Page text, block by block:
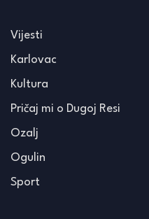
Vijesti
Karlovac
Kultura
Pričaj mi o Dugoj Resi
Ozalj
Ogulin
Sport